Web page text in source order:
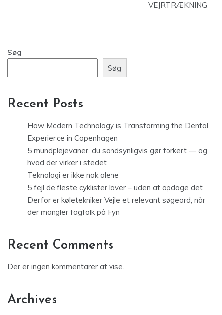
VEJRTRÆKNING
Søg
Søg
Recent Posts
How Modern Technology is Transforming the Dental
Experience in Copenhagen
5 mundplejevaner, du sandsynligvis gør forkert — og
hvad der virker i stedet
Teknologi er ikke nok alene
5 fejl de fleste cyklister laver – uden at opdage det
Derfor er køletekniker Vejle et relevant søgeord, når
der mangler fagfolk på Fyn
Recent Comments
Der er ingen kommentarer at vise.
Archives